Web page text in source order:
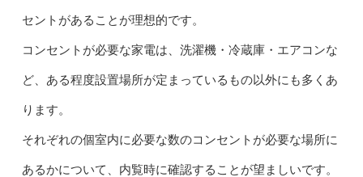
セントがあることが理想的です。
コンセントが必要な家電は、洗濯機・冷蔵庫・エアコンな
ど、ある程度設置場所が定まっているもの以外にも多くあ
ります。
それぞれの個室内に必要な数のコンセントが必要な場所に
あるかについて、内覧時に確認することが望ましいです。